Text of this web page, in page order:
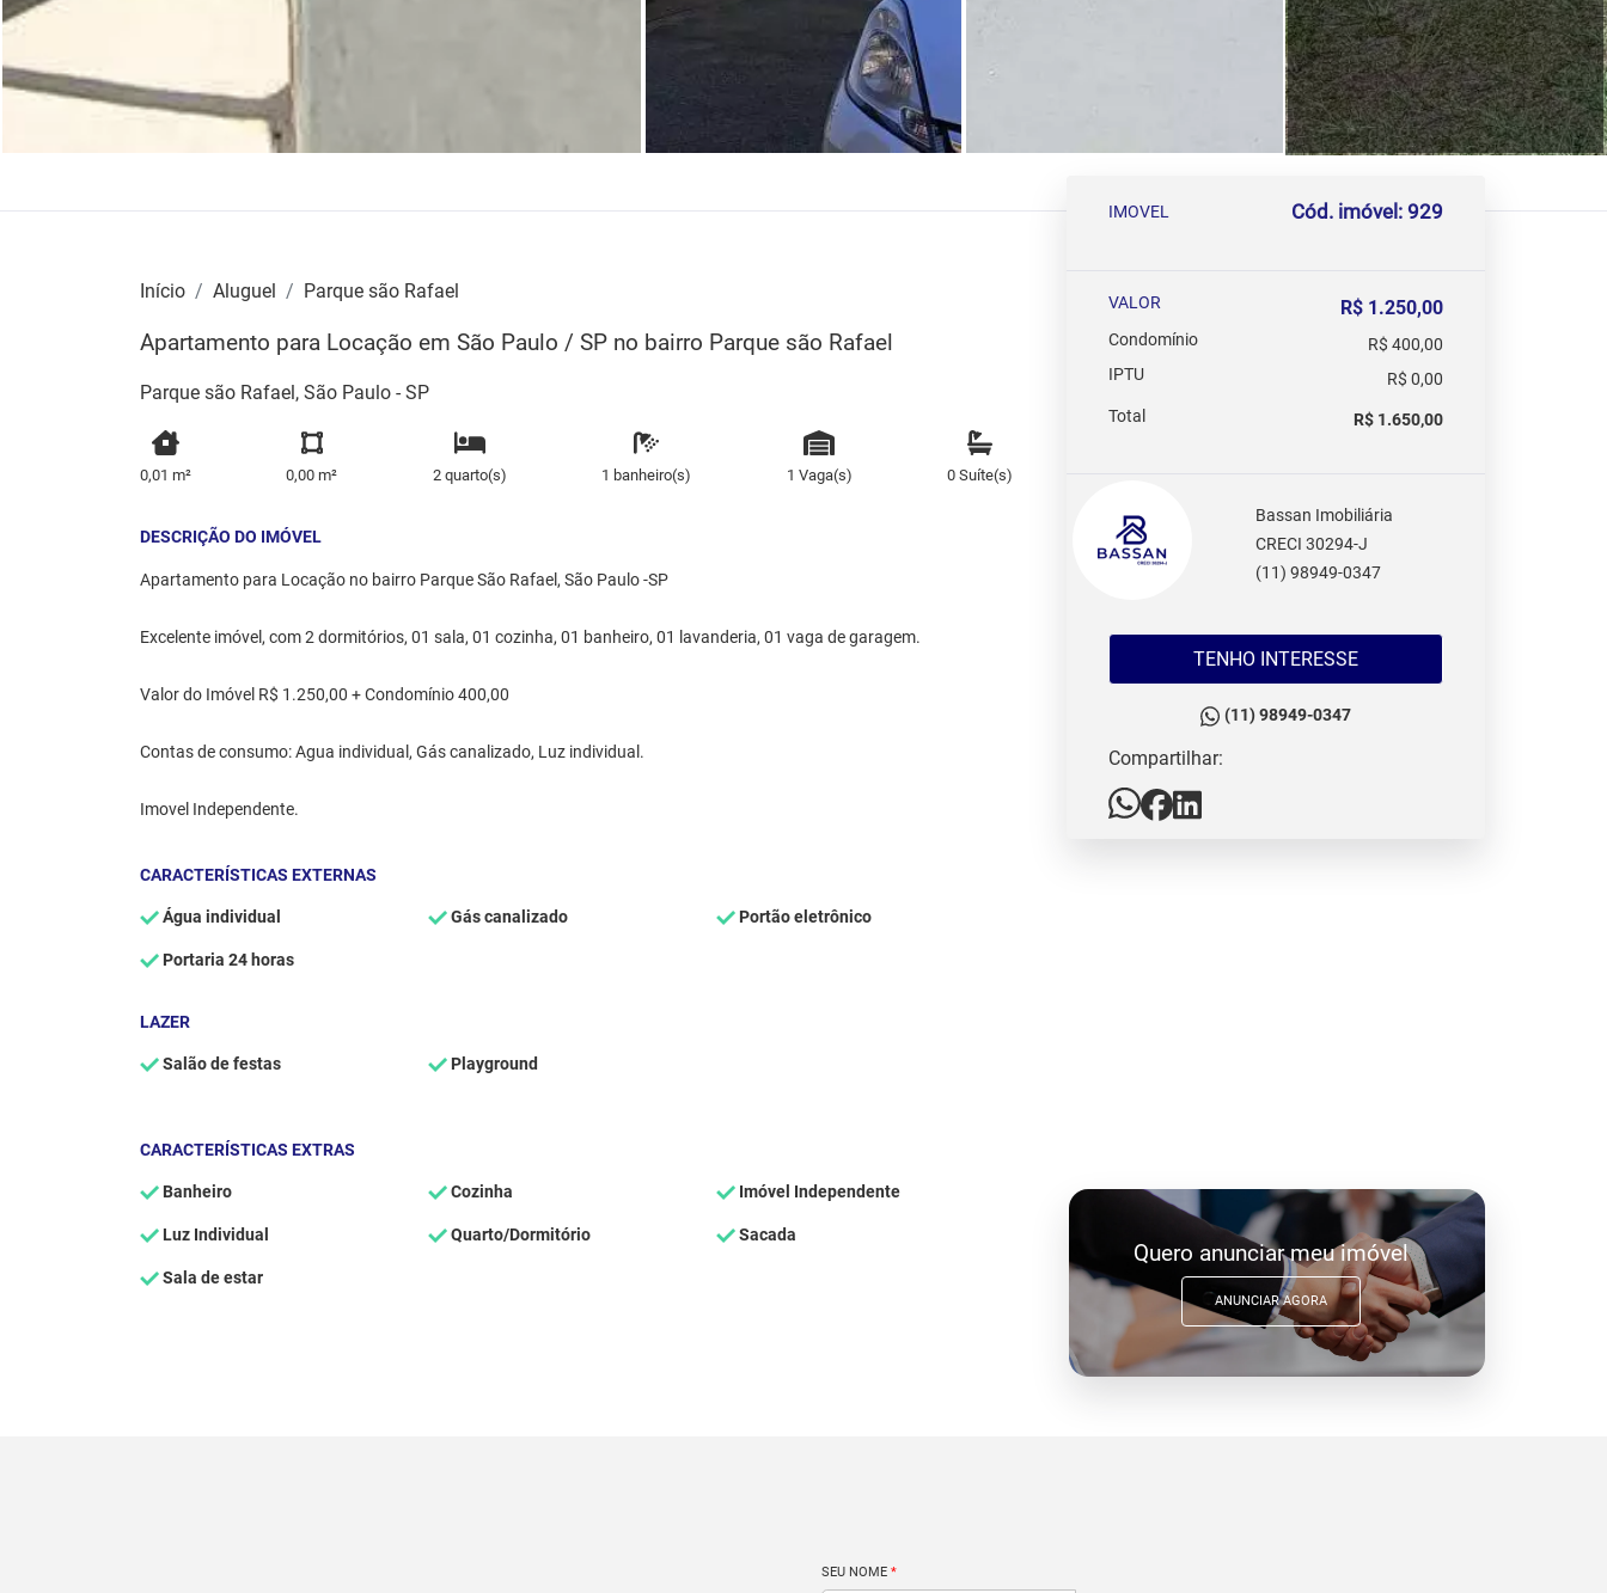
Início Aluguel Parque são Rafael
Apartamento para Locação em São Paulo / SP no bairro Parque são Rafael
Parque são Rafael, São Paulo - SP
0,01 m² 0,00 m² 2 quarto(s) 1 banheiro(s) 1 Vaga(s) 0 Suíte(s)
DESCRIÇÃO DO IMÓVEL
Apartamento para Locação no bairro Parque São Rafael, São Paulo -SP
Excelente imóvel, com 2 dormitórios, 01 sala, 01 cozinha, 01 banheiro, 01 lavanderia, 01 vaga de garagem.
Valor do Imóvel R$ 1.250,00 + Condomínio 400,00
Contas de consumo: Agua individual, Gás canalizado, Luz individual.
Imovel Independente.
CARACTERÍSTICAS EXTERNAS
Água individual Gás canalizado Portão eletrônico
Portaria 24 horas
LAZER
Salão de festas Playground
CARACTERÍSTICAS EXTRAS
Banheiro Cozinha Imóvel Independente
Luz Individual Quarto/Dormitório Sacada
Sala de estar
IMOVEL Cód. imóvel: 929
VALOR R$ 1.250,00
Condomínio
R$ 400,00
IPTU
R$ 0,00
Total
R$ 1.650,00
Bassan Imobiliária
CRECI 30294-J
(11) 98949-0347
TENHO INTERESSE
(11) 98949-0347
Compartilhar:
Quero anunciar meu imóvel
ANUNCIAR AGORA
SEU NOME *